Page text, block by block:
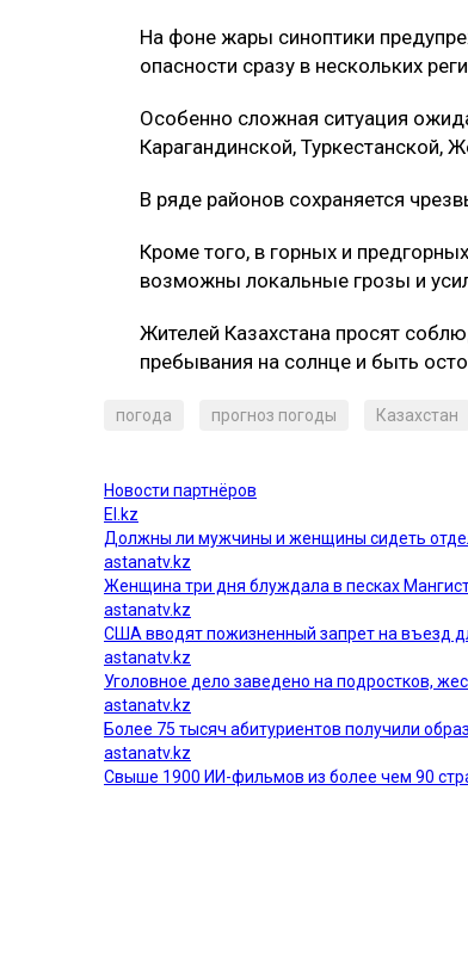
На фоне жары синоптики
опасности сразу в нескольких
Особенно сложная ситуация
Карагандинской, Туркестанской,
В ряде районов сохраняется
Кроме того, в горных и
возможны локальные грозы и
Жителей Казахстана просят
пребывания на солнце и быть
погода прогноз погоды Казахстан